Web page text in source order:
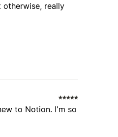
really
to Notion. I'm so